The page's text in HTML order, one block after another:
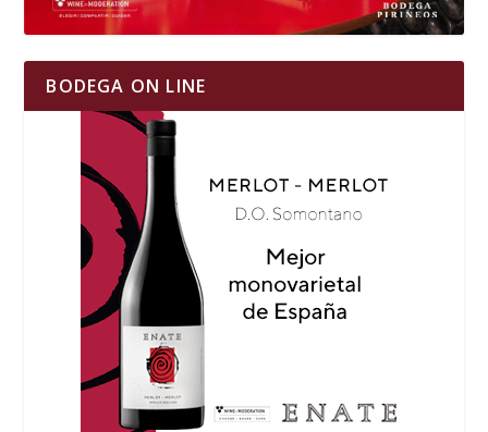
BODEGA ON LINE